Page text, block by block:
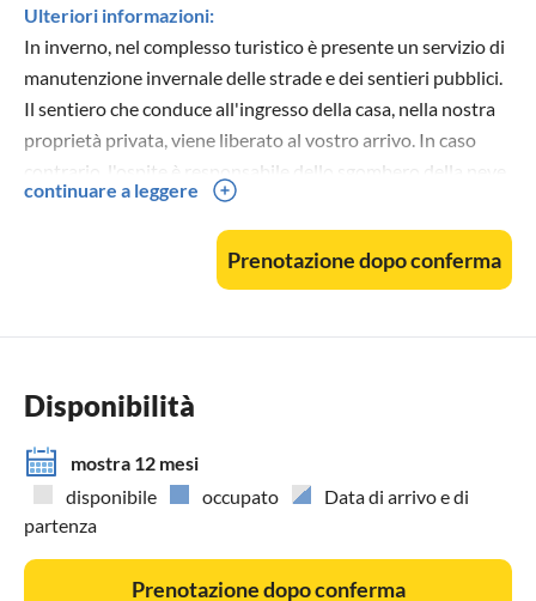
Ulteriori informazioni:
In inverno, nel complesso turistico è presente un servizio di
manutenzione invernale delle strade e dei sentieri pubblici.
Il sentiero che conduce all'ingresso della casa, nella nostra
proprietà privata, viene liberato al vostro arrivo. In caso
contrario, l'ospite è responsabile dello sgombero della neve
sulla proprietà privata durante il soggiorno. Sono
disponibili pale da neve.
Un cane (due su richiesta) è il benvenuto. La proprietà è
problematiche per molti cani - i nasi di pelo dovrebbero
quindi avere la loro zona notte al piano terra.
Niente feste, addii al celibato o simili.
continuare a leggere
Prenotazione dopo conferma
Disponibilità
mostra 12 mesi
disponibile
occupato
Data di arrivo e di
partenza
Prenotazione dopo conferma